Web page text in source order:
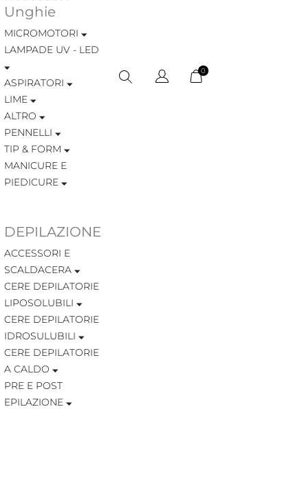
Unghie
MICROMOTORI
LAMPADE UV - LED
ASPIRATORI
LIME
ALTRO
PENNELLI
TIP & FORM
MANICURE E
PIEDICURE
DEPILAZIONE
ACCESSORI E
SCALDACERA
CERE DEPILATORIE
LIPOSOLUBILI
CERE DEPILATORIE
IDROSULUBILI
CERE DEPILATORIE
A CALDO
PRE E POST
EPILAZIONE
0